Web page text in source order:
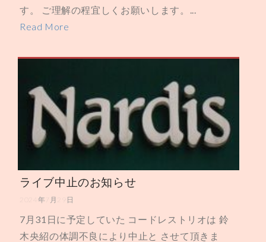
す。 ご理解の程宜しくお願いします。...
Read More
ライブ中止のお知らせ
2024年7月29日
7月31日に予定していた コードレストリオは 鈴
木央紹の体調不良により中止と させて頂きま